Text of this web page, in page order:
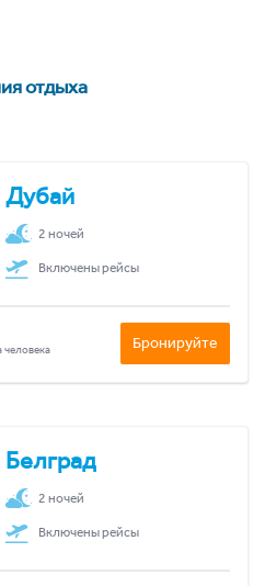
отдыха
Дубай
2 ночей
Включены рейсы
человека Бронируйте
Белград
2 ночей
Включены рейсы